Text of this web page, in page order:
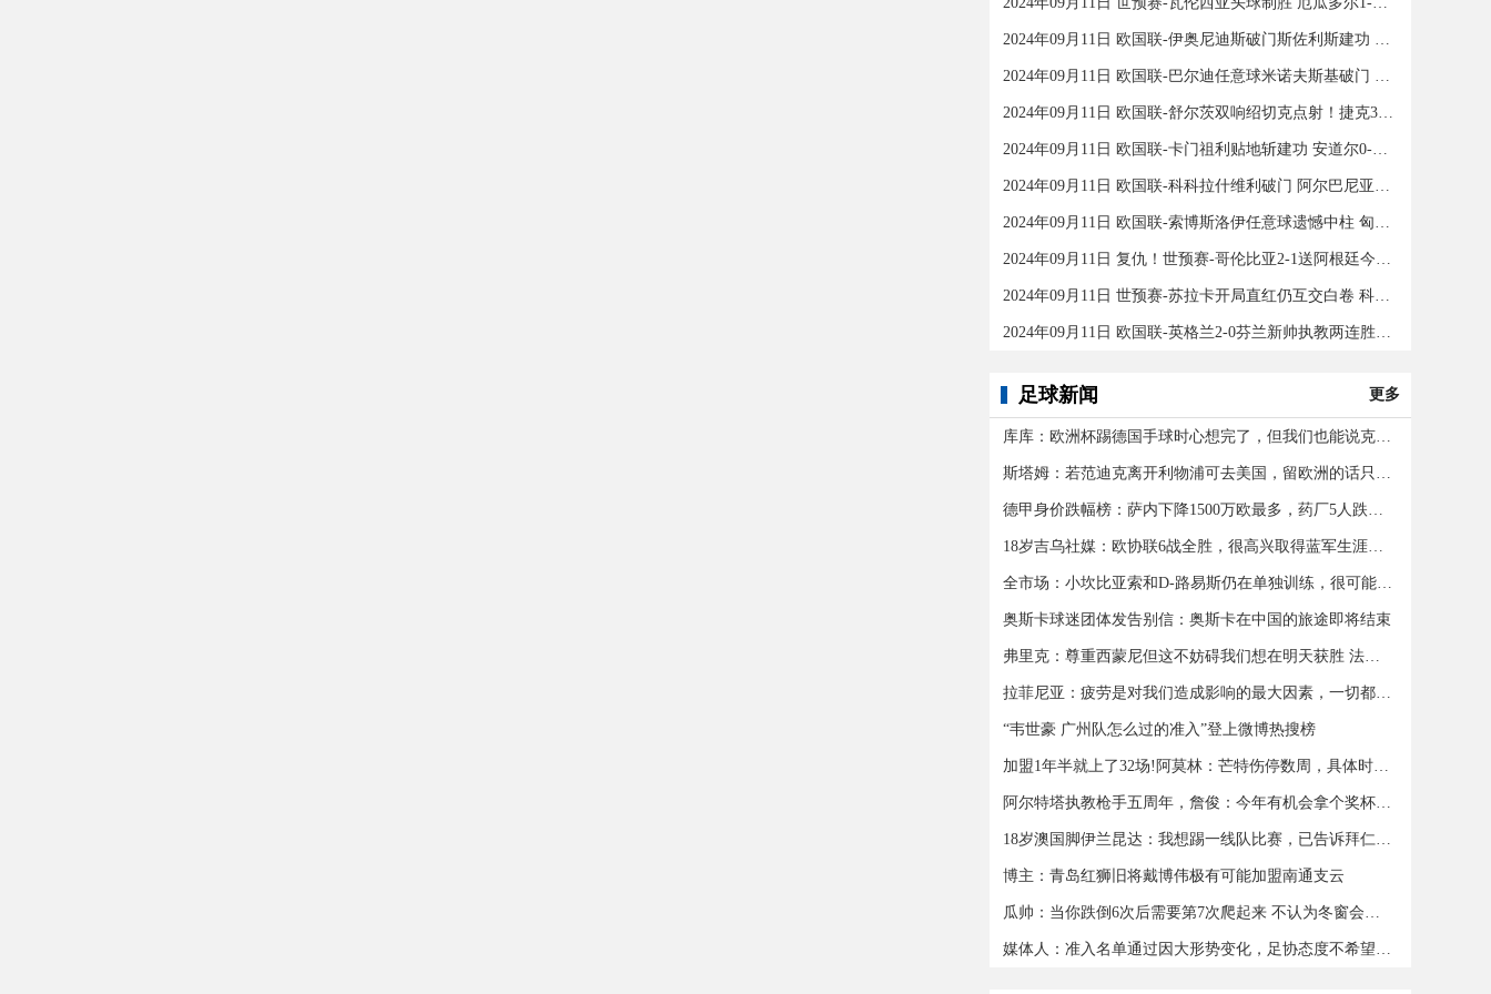
2024年09月11日 欧国联-伊奥尼迪斯破门斯佐利斯建功 爱尔兰0-2希腊
2024年09月11日 欧国联-巴尔迪任意球米诺夫斯基破门 十人北马其顿2-0亚美尼亚
2024年09月11日 欧国联-舒尔茨双响绍切克点射！捷克3-2险胜乌克兰
2024年09月11日 欧国联-卡门祖利贴地斩建功 安道尔0-1马耳他
2024年09月11日 欧国联-科科拉什维利破门 阿尔巴尼亚0-1格鲁吉亚
2024年09月11日 欧国联-索博斯洛伊任意球遗憾中柱 匈牙利0-0战平波黑
2024年09月11日 复仇！世预赛-哥伦比亚2-1送阿根廷今年首败 J罗传射奥塔门迪送点
2024年09月11日 世预赛-苏拉卡开局直红仍互交白卷 科威特0-0伊拉克
2024年09月11日 欧国联-英格兰2-0芬兰新帅执教两连胜 凯恩百场里程碑双响
足球新闻 更多
库库：欧洲杯踢德国手球时心想完了，但我们也能说克罗斯应被罚下
斯塔姆：若范迪克离开利物浦可去美国，留欧洲的话只有皇马可行
德甲身价跌幅榜：萨内下降1500万欧最多，药厂5人跌幅超500万欧
18岁吉乌社媒：欧协联6战全胜，很高兴取得蓝军生涯首个帽子戏法
全市场：小坎比亚索和D-路易斯仍在单独训练，很可能缺战蒙扎
奥斯卡球迷团体发告别信：奥斯卡在中国的旅途即将结束
弗里克：尊重西蒙尼但这不妨碍我们想在明天获胜 法蒂可以出战
拉菲尼亚：疲劳是对我们造成影响的最大因素，一切都会过去
“韦世豪 广州队怎么过的准入”登上微博热搜榜
加盟1年半就上了32场!阿莫林：芒特伤停数周，具体时间我也不知道
阿尔特塔执教枪手五周年，詹俊：今年有机会拿个奖杯么 ​​​
18岁澳国脚伊兰昆达：我想踢一线队比赛，已告诉拜仁希望被外租
博主：青岛红狮旧将戴博伟极有可能加盟南通支云
瓜帅：当你跌倒6次后需要第7次爬起来 不认为冬窗会有人离队
媒体人：准入名单通过因大形势变化，足协态度不希望球队解散